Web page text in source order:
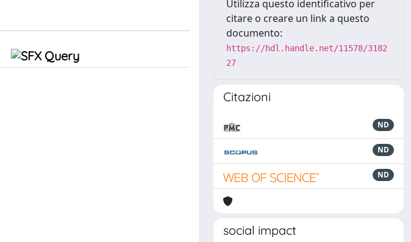
Utilizza questo identificativo per
citare o creare un link a questo
documento:
https://hdl.handle.net/11578/3182
27
Citazioni
ND
ND
ND
social impact